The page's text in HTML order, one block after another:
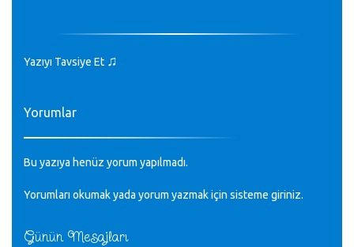
Günün Mesajları
Yazıyı Tavsiye Et ♫
Yorumlar
Bu yazıya henüz yorum yapılmadı.
Yorumları okumak yada yorum yazmak için sisteme giriniz.